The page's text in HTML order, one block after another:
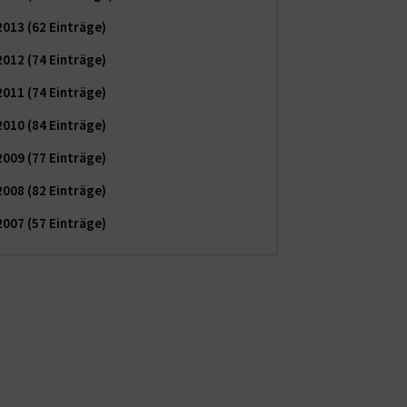
(62 Einträge)
(74 Einträge)
(74 Einträge)
(84 Einträge)
(77 Einträge)
(82 Einträge)
(57 Einträge)